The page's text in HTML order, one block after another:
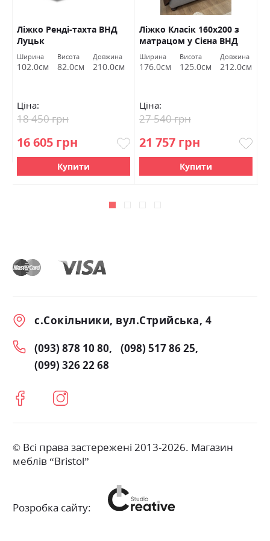
Ліжко Ренді-тахта ВНД
Луцьк
Ширина
102.0см
Висота
82.0см
Довжина
210.0см
Ціна:
16 605 грн
18 450 грн
Купити
Ліжко Класік 160х200 з
матрацом у Сієна ВНД
Луцьк Акція
Ширина
176.0см
Висота
125.0см
Довжина
212.0см
Ціна:
21 757 грн
27 540 грн
Купити
с.Сокільники, вул.Стрийська, 4
(093) 878 10 80
(098) 517 86 25
(099) 326 22 68
© Всі права застережені 2013-2026. Магазин
меблів “Bristol”
Розробка сайту: